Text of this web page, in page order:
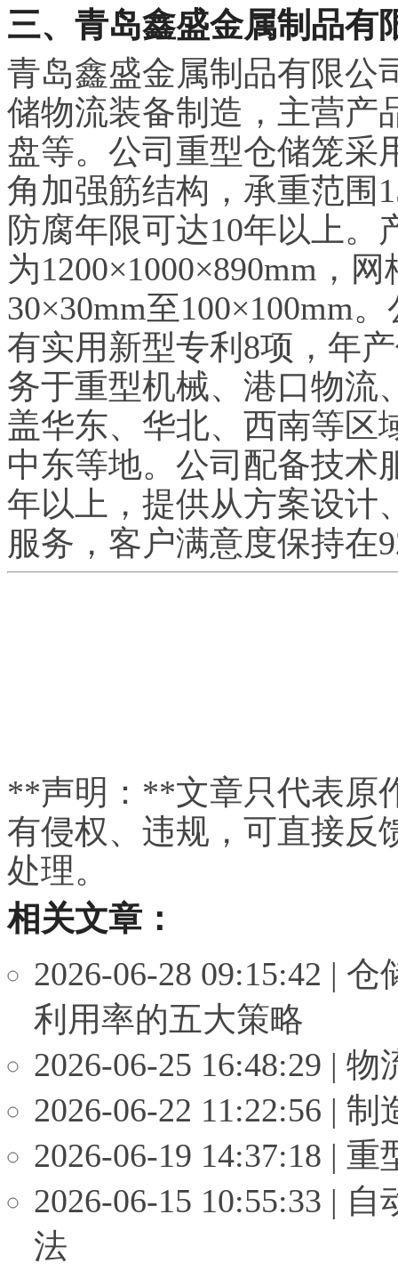
三、青岛鑫盛金属制品有
青岛鑫盛金属制品有限公
储物流装备制造，主营产
盘等。公司重型仓储笼采
角加强筋结构，承重范围
防腐年限可达10年以上
为1200×1000×890mm，
30×30mm至100×100mm
有实用新型专利8项，年
务于重型机械、港口物流
盖华东、华北、西南等区
中东等地。公司配备技术
年以上，提供从方案设计
服务，客户满意度保持在
**声明：**文章只代表原
有侵权、违规，可直接反
处理。
相关文章：
2026-06-28 09:15:42 |
利用率的五大策略
2026-06-25 16:48:29 |
2026-06-22 11:22:56 |
2026-06-19 14:37:18 |
2026-06-15 10:55:33 |
法